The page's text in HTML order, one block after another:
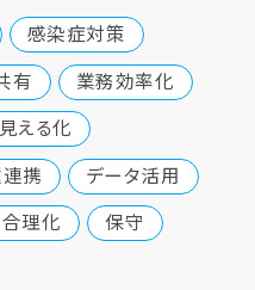
感染症対策
有
業務効率化
える化
携
データ活用
理化
保守